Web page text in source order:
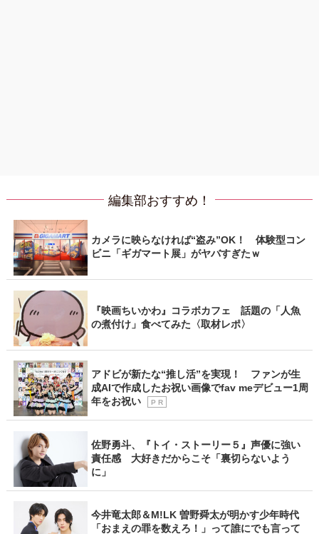
編集部おすすめ！
カメラに映らなければ“盗み”OK！ 体験型コン
ビニ「ギガマート展」がヤバすぎたｗ
『映画ちいかわ』コラボカフェ 話題の「人魚
の煮付け」食べてみた〈取材レポ〉
アドビが新たな“推し活”を実現！ ファンが生
成AIで作成したお祝い画像でfav meデビュー1周
年をお祝い
P R
佐野勇斗、『トイ・ストーリー５』声優に強い
責任感 大好きだからこそ「裏切らないよう
に」
今井竜太郎＆M!LK 曽野舜太が明かす少年時代
「おまえの罪を数えろ！」って誰にでも言って